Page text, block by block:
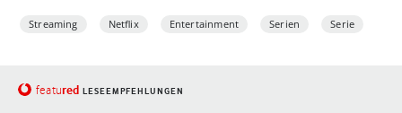
Streaming Netflix Entertainment Serien Serie
featured LESEEMPFEHLUNGEN